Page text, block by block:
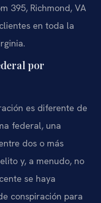
395, Richmond, VA
en toda la
por
es diferente de
federal, una
dos o más
y, a menudo, no
se haya
conspiración para